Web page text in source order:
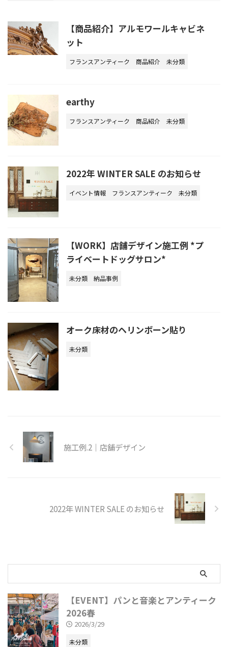
【商品紹介】アルモワールキャビネ
ット
フランスアンティーク 商品紹介 未分類
earthy
フランスアンティーク 商品紹介 未分類
2022年 WINTER SALE のお知らせ
イベント情報 フランスアンティーク 未分類
【WORK】店舗デザイン施工例 *プ
ライベートドッグサロン*
未分類 納品事例
オーク床材のヘリンボーン貼り
未分類
施工例.2｜店舗デザイン
2022年 WINTER SALE のお知らせ
【EVENT】パンと音楽とアンティーク
2026春
2026/3/29
未分類